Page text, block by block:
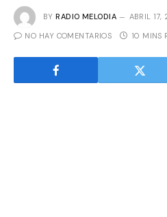
BY RADIO MELODIA ABRIL 17,
NO HAY COMENTARIOS 10 MINS